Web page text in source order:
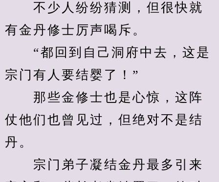
不少人纷纷猜测，但很快就
有金丹修士厉声喝斥。
“都回到自己洞府中去，这是
宗门有人要结婴了！”
那些金修士也是心惊，这阵
仗他们也曾见过，但绝对不是结
丹。
宗门弟子凝结金丹最多引来